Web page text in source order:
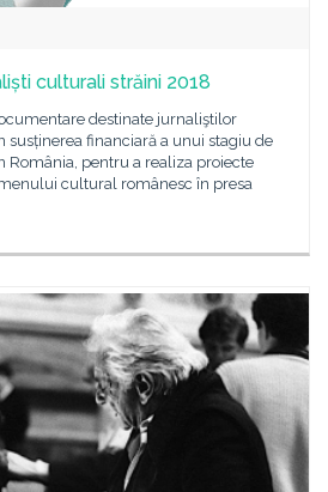
culturali străini 2018
destinate jurnaliştilor
susținerea financiară a unui stagiu de
România, pentru a realiza proiecte
cultural românesc în presa